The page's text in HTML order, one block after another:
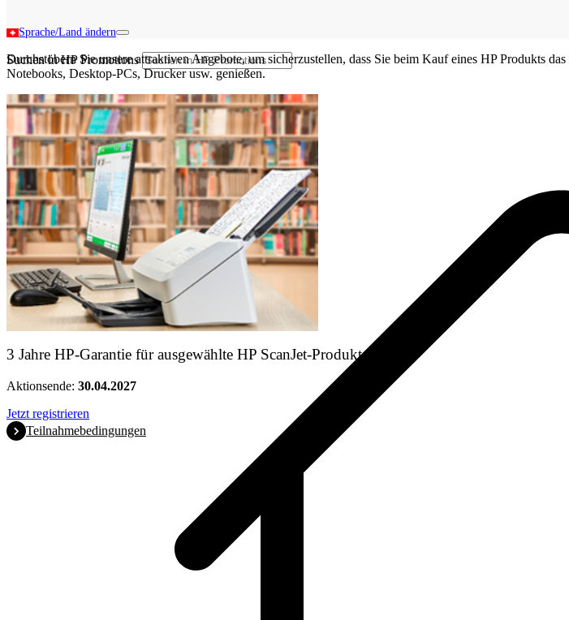
Sprache/Land ändern
Suchen in HP Promotions
Durchstöbern Sie unsere attraktiven Angebote, um sicherzustellen, dass Sie beim Kauf eines HP Produkts
Notebooks, Desktop-PCs, Drucker usw. genießen.
3 Jahre HP-Garantie für ausgewählte HP ScanJet-Produkte
Aktionsende: 30.04.2027
Jetzt registrieren
Teilnahmebedingungen